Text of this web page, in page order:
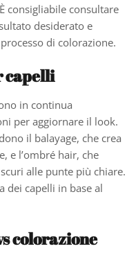
consigliabile consultare
desiderato e
di colorazione.
capelli
in continua
per aggiornare il look.
il balayage, che crea
e l’ombré hair, che
alle punte più chiare.
dei capelli in base al
colorazione